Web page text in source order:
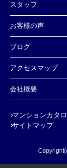
スタッフ
お客様の声
ブログ
アクセスマップ
会社概要
マンションカタ
サイトマップ